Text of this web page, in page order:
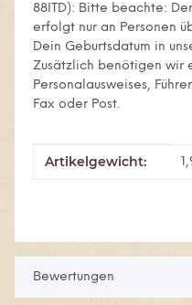
88ITD): Bitte beachte:
erfolgt nur an Personen
Dein Geburtsdatum in
Zusätzlich benötigen wir
Personalausweises,
Fax oder Post.
Produkteigenschaft
Wert
Artikelgewicht:
Bewertungen